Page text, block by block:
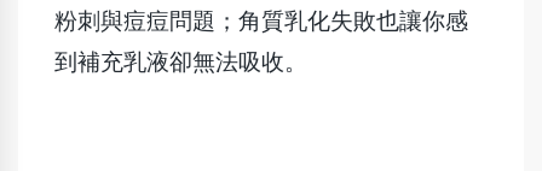
粉刺與痘痘問題；角質乳化失敗也讓你感
到補充乳液卻無法吸收。